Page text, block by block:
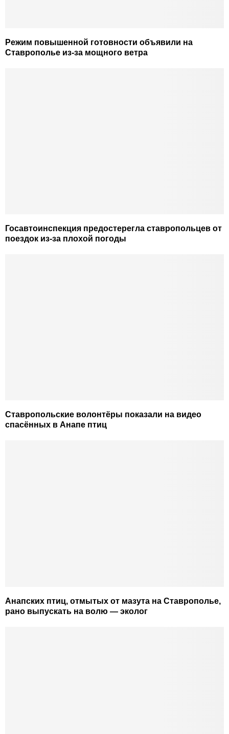
Режим повышенной готовности объявили на
Ставрополье из-за мощного ветра
Госавтоинспекция предостерегла ставропольцев от
поездок из-за плохой погоды
Ставропольские волонтёры показали на видео
спасённых в Анапе птиц
Анапских птиц, отмытых от мазута на Ставрополье,
рано выпускать на волю — эколог